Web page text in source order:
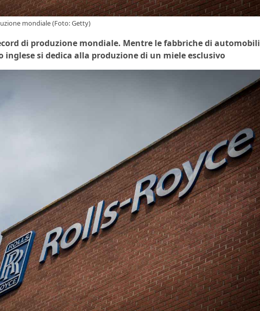
mondiale (Foto: Getty)
di produzione mondiale. Mentre le fabbriche di automobili
si dedica alla produzione di un miele esclusivo